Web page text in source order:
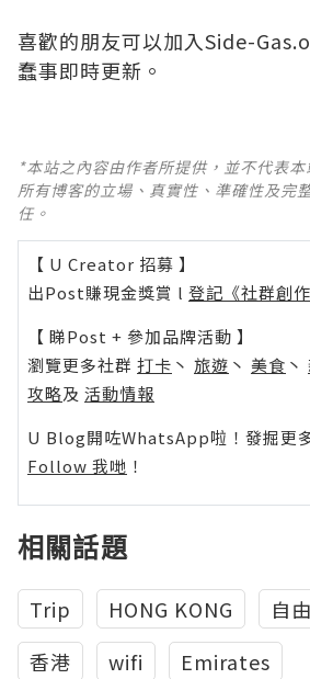
喜歡的朋友可以加入Side-
蠢事即時更新。
*本站之內容由作者所提供，並不代表
所有博客的立場、真實性、準確性及完
任。
【 U Creator 招募 】
出Post賺現金獎賞 l 登記《社群創
【 睇Post + 參加品牌活動 】
瀏覽更多社群 打卡 丶 旅遊 丶 美食 丶
攻略及 活動情報
U Blog開咗WhatsApp啦！發掘更
Follow 我哋 ！
相關話題
Trip HONG KONG 自
香港
wifi Emirates